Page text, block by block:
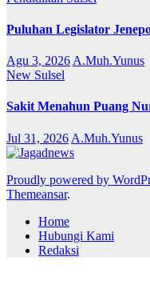
Puluhan Legislator
Agu 3, 2026 A.Muh.Yunus
New Sulsel
Sakit Menahun Puang
Jul 31, 2026 A.Muh.Yunus
Proudly powered by
Themeansar.
Home
Hubungi Kami
Redaksi